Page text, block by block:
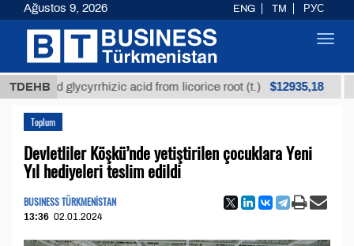
TDEHBglycyrrhizic acid from licorice root (t.) $12935,18
Toplum
Devletliler Köşkü’nde yetiştirilen çocuklara Yeni
Yıl hediyeleri teslim edildi
BUSINESS TÜRKMENİSTAN
13:36 02.01.2024
Ağustos 9, 2026 ENG TM РУС